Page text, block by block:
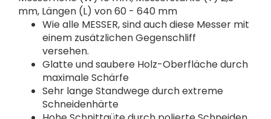
mm, Längen (L) von 60 - 640 mm
Wie alle MESSER, sind auch diese Messer mit
einem zusätzlichen Gegenschliff
versehen.
Glatte und saubere Holz-Oberfläche durch
maximale Schärfe
Sehr lange Standwege durch extreme
Schneidenhärte